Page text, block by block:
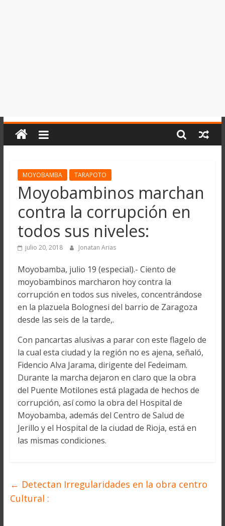
MOYOBAMBA TARAPOTO
Moyobambinos marchan
contra la corrupción en
todos sus niveles:
julio 20, 2018 Jonatan Arias
Moyobamba, julio 19 (especial).- Ciento de
moyobambinos marcharon hoy contra la
corrupción en todos sus niveles, concentrándose
en la plazuela Bolognesi del barrio de Zaragoza
desde las seis de la tarde,.
Con pancartas alusivas a parar con este flagelo de
la cual esta ciudad y la región no es ajena, señaló,
Fidencio Alva Jarama, dirigente del Fedeimam.
Durante la marcha dejaron en claro que la obra
del Puente Motilones está plagada de hechos de
corrupción, así como la obra del Hospital de
Moyobamba, además del Centro de Salud de
Jerillo y el Hospital de la ciudad de Rioja, está en
las mismas condiciones.
← Detectan Irregularidades en la obra centro
Cultural :